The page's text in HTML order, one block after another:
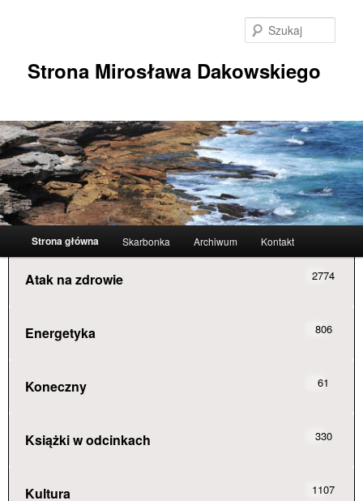
Strona Mirosława Dakowskiego
GłówneStrona główna Skarbonka Archiwum Kontakt
Atak na zdrowie 2774
Energetyka 806
Koneczny 61
Książki w odcinkach 330
Kultura 1107